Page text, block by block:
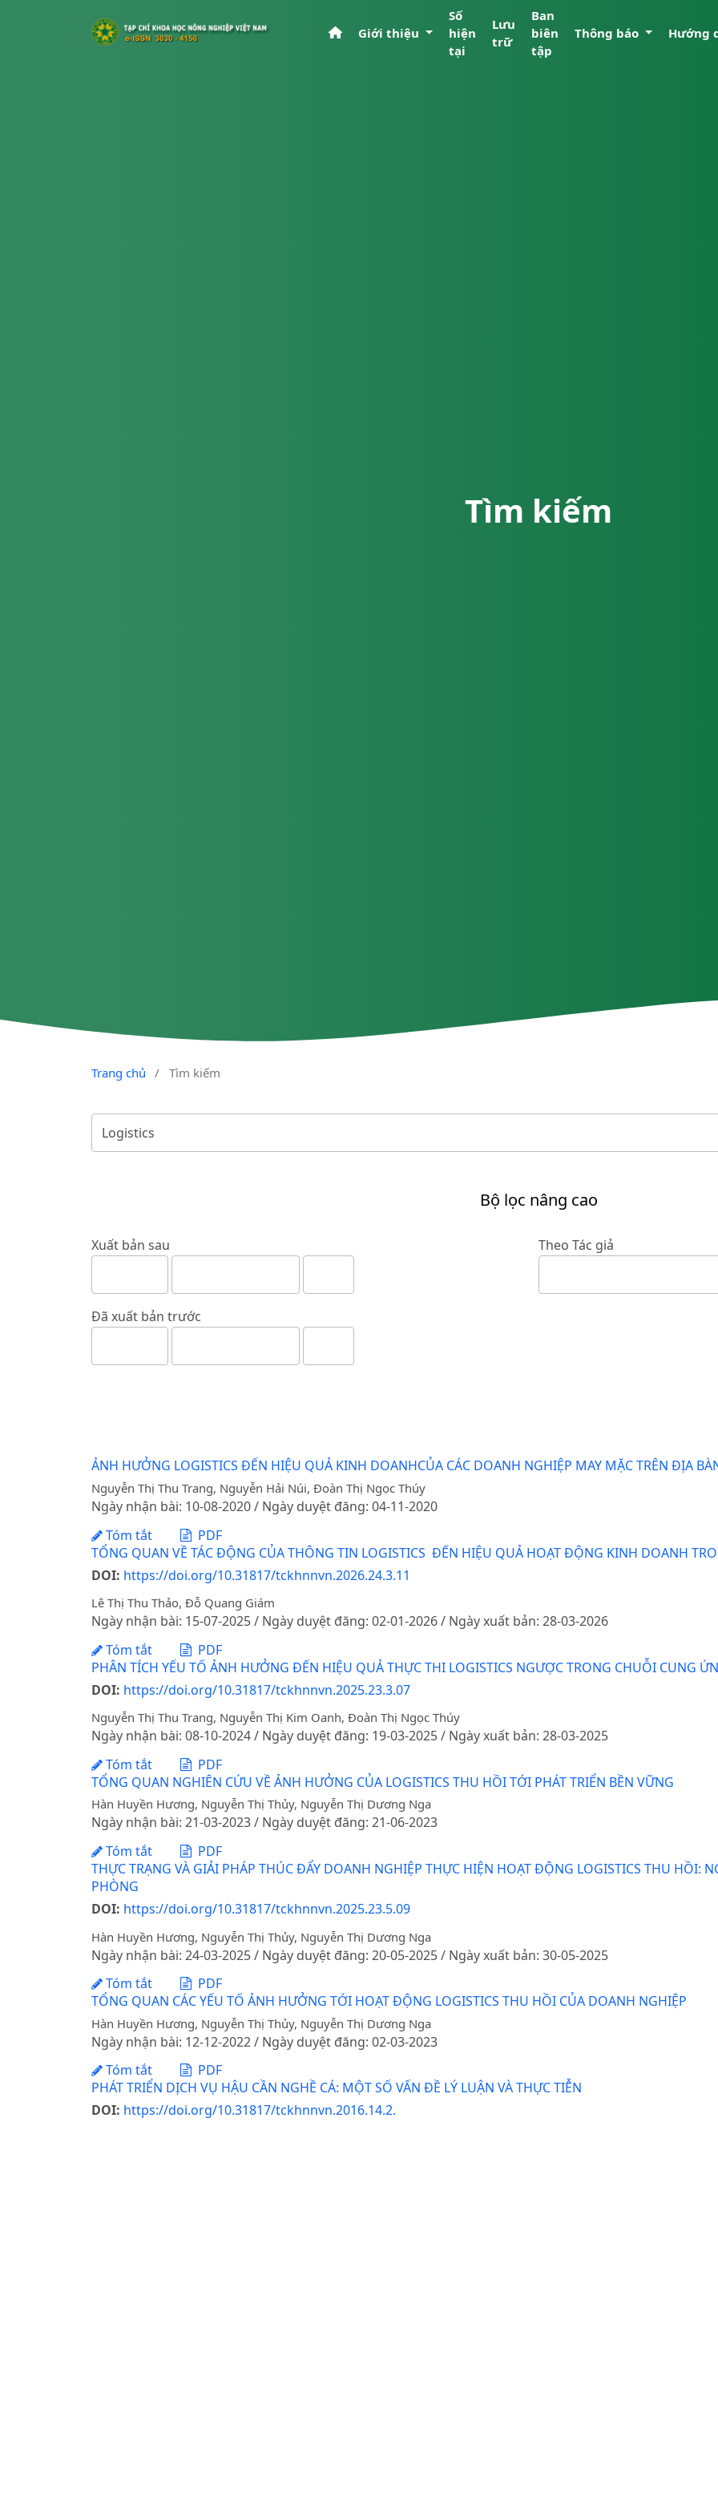
Giới thiệu
Số
hiện
tại
Lưu
trữ
Ban
biên
tập
Thông báo Hướng
Tìm kiếm
Trang chủ / Tìm kiếm
Bộ lọc nâng cao
Xuất bản sau
Đã xuất bản trước
Theo Tác giả
ẢNH HƯỞNG LOGISTICS ĐẾN HIỆU QUẢ KINH DOANHCỦA CÁC DOANH NGHIỆP MAY MẶC TRÊN ĐỊA
Nguyễn Thị Thu Trang, Nguyễn Hải Núi, Đoàn Thị Ngọc Thúy
Ngày nhận bài: 10-08-2020 / Ngày duyệt đăng: 04-11-2020
Tóm tắt
PDF
TỔNG QUAN VỀ TÁC ĐỘNG CỦA THÔNG TIN LOGISTICS ĐẾN HIỆU QUẢ HOẠT ĐỘNG KINH DOANH
DOI: https://doi.org/10.31817/tckhnnvn.2026.24.3.11
Lê Thị Thu Thảo, Đỗ Quang Giám
Ngày nhận bài: 15-07-2025 / Ngày duyệt đăng: 02-01-2026 / Ngày xuất bản: 28-03-2026
Tóm tắt
PDF
PHÂN TÍCH YẾU TỐ ẢNH HƯỞNG ĐẾN HIỆU QUẢ THỰC THI LOGISTICS NGƯỢC TRONG CHUỖI CUNG
DOI: https://doi.org/10.31817/tckhnnvn.2025.23.3.07
Nguyễn Thị Thu Trang, Nguyễn Thị Kim Oanh, Đoàn Thị Ngọc Thúy
Ngày nhận bài: 08-10-2024 / Ngày duyệt đăng: 19-03-2025 / Ngày xuất bản: 28-03-2025
Tóm tắt
PDF
TỔNG QUAN NGHIÊN CỨU VỀ ẢNH HƯỞNG CỦA LOGISTICS THU HỒI TỚI PHÁT TRIỂN BỀN VỮNG
Hàn Huyền Hương, Nguyễn Thị Thủy, Nguyễn Thị Dương Nga
Ngày nhận bài: 21-03-2023 / Ngày duyệt đăng: 21-06-2023
Tóm tắt
PDF
THỰC TRẠNG VÀ GIẢI PHÁP THÚC ĐẨY DOANH NGHIỆP THỰC HIỆN HOẠT ĐỘNG LOGISTICS THU HỒI:
PHÒNG
DOI: https://doi.org/10.31817/tckhnnvn.2025.23.5.09
Hàn Huyền Hương, Nguyễn Thị Thủy, Nguyễn Thị Dương Nga
Ngày nhận bài: 24-03-2025 / Ngày duyệt đăng: 20-05-2025 / Ngày xuất bản: 30-05-2025
Tóm tắt
PDF
TỔNG QUAN CÁC YẾU TỐ ẢNH HƯỞNG TỚI HOẠT ĐỘNG LOGISTICS THU HỒI CỦA DOANH NGHIỆP
Hàn Huyền Hương, Nguyễn Thị Thủy, Nguyễn Thị Dương Nga
Ngày nhận bài: 12-12-2022 / Ngày duyệt đăng: 02-03-2023
Tóm tắt
PDF
PHÁT TRIỂN DỊCH VỤ HẬU CẦN NGHỀ CÁ: MỘT SỐ VẤN ĐỀ LÝ LUẬN VÀ THỰC TIỄN
DOI: https://doi.org/10.31817/tckhnnvn.2016.14.2.